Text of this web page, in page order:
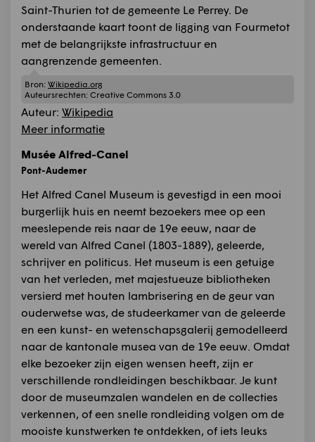
Saint-Thurien tot de gemeente Le Perrey. De
onderstaande kaart toont de ligging van Fourmetot
met de belangrijkste infrastructuur en
aangrenzende gemeenten.
Bron: Wikipedia.org
Auteursrechten: Creative Commons 3.0
Auteur: Wikipedia
Meer informatie
Musée Alfred-Canel
Pont-Audemer
Het Alfred Canel Museum is gevestigd in een mooi
burgerlijk huis en neemt bezoekers mee op een
meeslepende reis naar de 19e eeuw, naar de
wereld van Alfred Canel (1803-1889), geleerde,
schrijver en politicus. Het museum is een getuige
van het verleden, met majestueuze bibliotheken
versierd met houten lambrisering en de geur van
ouderwetse was, de studeerkamer van de geleerde
en een kunst- en wetenschapsgalerij gemodelleerd
naar de kantonale musea van de 19e eeuw. Omdat
elke bezoeker zijn eigen wensen heeft, zijn er
verschillende rondleidingen beschikbaar. Je kunt
door de museumzalen wandelen en de collecties
verkennen, of een snelle rondleiding volgen om de
mooiste kunstwerken te ontdekken, of iets leuks